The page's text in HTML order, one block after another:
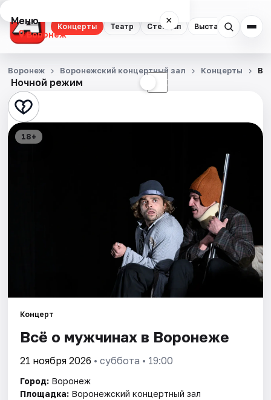
Концерты Театр Стендап Выставки
Меню ×
Воронеж
Концерты
Театр
Стендап
Площадки
Артисты
Рейтинги
Ночной режим ☾
Воронеж Воронежский концертный зал Концерты
18+
Концерт
Всё о мужчинах в Воронеже
21 ноября 2026 • суббота • 19:00
Город: Воронеж
Площадка: Воронежский концертный зал